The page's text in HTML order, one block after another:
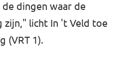
dingen waar de
zijn," licht In 't Veld toe
(VRT 1).